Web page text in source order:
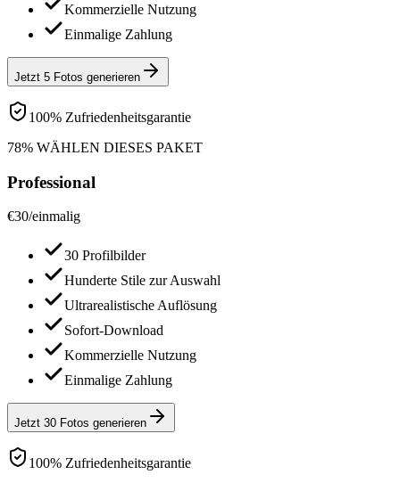
Kommerzielle Nutzung
Einmalige Zahlung
Jetzt 5 Fotos generieren
100% Zufriedenheitsgarantie
78% WÄHLEN DIESES PAKET
Professional
€30/einmalig
30 Profilbilder
Hunderte Stile zur Auswahl
Ultrarealistische Auflösung
Sofort-Download
Kommerzielle Nutzung
Einmalige Zahlung
Jetzt 30 Fotos generieren
100% Zufriedenheitsgarantie